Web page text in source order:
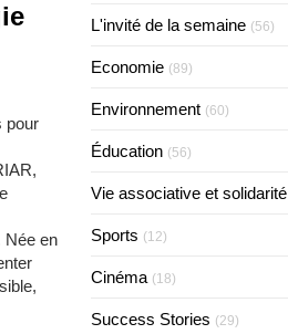
pour
Née en
L'invité de la semaine (56)
Economie (89)
Environnement (60)
Éducation (56)
Vie associative et solidarité
Sports (12)
Cinéma (18)
Success Stories (29)